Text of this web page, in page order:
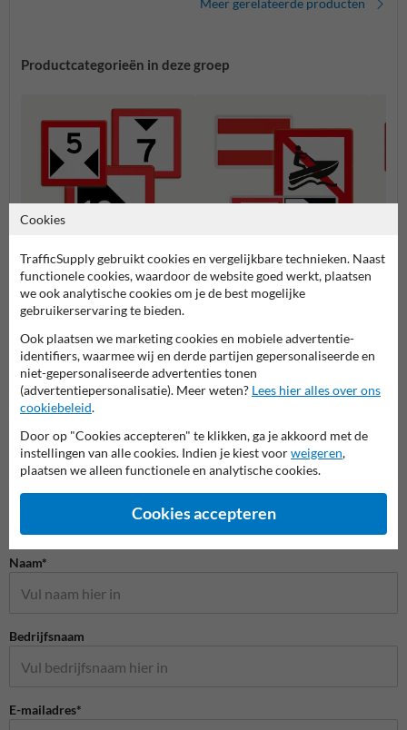
Meer gerelateerde producten
Productcategorieën in deze groep
C serie - Beperkingstekens A serie - Verbodstekens
Scheepvaartborden BPR
Stel je vraag aan Scheepvaartbord.nl
Naam*
Bedrijfsnaam
E-mailadres*
Cookies
TrafficSupply gebruikt cookies en vergelijkbare technieken. Naast
functionele cookies, waardoor de website goed werkt, plaatsen
we ook analytische cookies om je de best mogelijke
gebruikerservaring te bieden.
Ook plaatsen we marketing cookies en mobiele advertentie-
identifiers, waarmee wij en derde partijen gepersonaliseerde en
niet-gepersonaliseerde advertenties tonen
(advertentiepersonalisatie). Meer weten? Lees hier alles over ons
cookiebeleid.
Door op "Cookies accepteren" te klikken, ga je akkoord met de
instellingen van alle cookies. Indien je kiest voorweigeren,
plaatsen we alleen functionele en analytische cookies.
Cookies accepteren